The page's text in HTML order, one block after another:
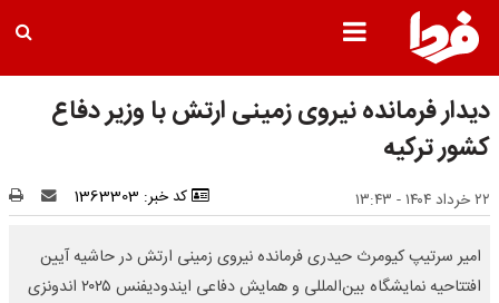
دیدار فرمانده نیروی زمینی ارتش با وزیر دفاع
کشور ترکیه
۲۲ خرداد ۱۴۰۴ - ۱۳:۴۳ کد خبر: 1363303
امیر سرتیپ کیومرث حیدری فرمانده نیروی زمینی ارتش در حاشیه‌ آیین
افتتاحیه نمایشگاه بین‌المللی و همایش دفاعی ایندودیفنس ۲۰۲۵ اندونزی